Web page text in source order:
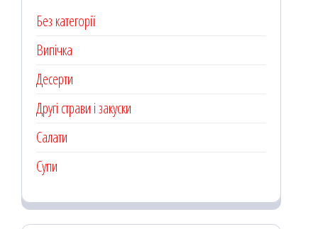
Без категорії
Випічка
Десерти
Другі страви і закуски
Салати
Супи